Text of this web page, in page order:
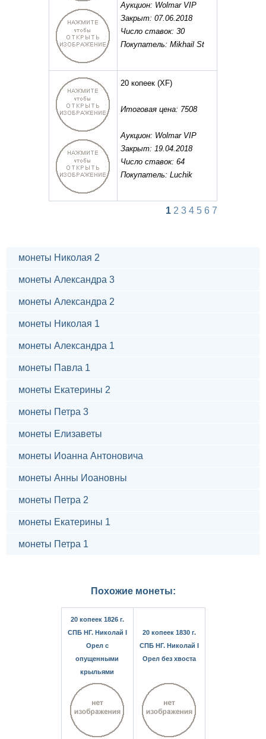
Аукцион: Wolmar VIP
Закрыт: 07.06.2018
Число ставок: 30
Покупатель: Mikhail St
20 копеек (XF)
Итоговая цена: 7508
Аукцион: Wolmar VIP
Закрыт: 19.04.2018
Число ставок: 64
Покупатель: Luchik
1 2 3 4 5 6 7
монеты Николая 2
монеты Александра 3
монеты Александра 2
монеты Николая 1
монеты Александра 1
монеты Павла 1
монеты Екатерины 2
монеты Петра 3
монеты Елизаветы
монеты Иоанна Антоновича
монеты Анны Иоановны
монеты Петра 2
монеты Екатерины 1
монеты Петра 1
Похожие монеты:
20 копеек 1826 г.
СПБ НГ. Николай I
Орел с
опущенными
крыльями
20 копеек 1830 г.
СПБ НГ. Николай I
Орел без хвоста